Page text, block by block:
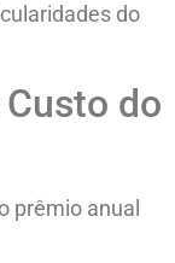
do
do
prêmio anual